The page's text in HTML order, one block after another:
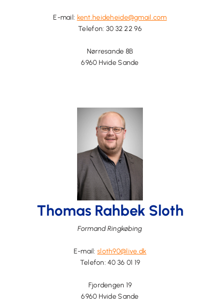
E-mail: kent.heideheide@gmail.com
Telefon: 30 32 22 96
Nørresande 8B
6960 Hvide Sande
Thomas Rahbek Sloth
FormandRingkøbing
E-mail: sloth90@live.dk
Telefon:40 36 01 19
Fjordengen 19
6960 Hvide Sande